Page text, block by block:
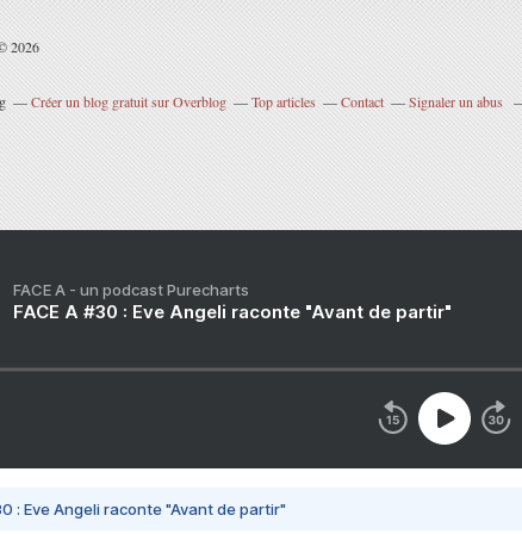
2026
Créer un blog gratuit sur Overblog Top articles Contact Signaler un abus
FACE A - un podcast Purecharts
FACE A #30 : Eve Angeli raconte "Avant de partir"
: Eve Angeli raconte "Avant de partir"